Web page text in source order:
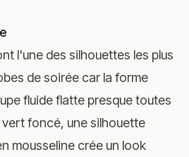
l'une des silhouettes les plus
de soirée car la forme
fluide flatte presque toutes
vert foncé, une silhouette
mousseline crée un look